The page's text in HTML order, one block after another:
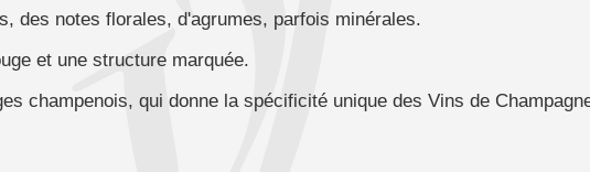
des notes florales, d'agrumes, parfois minérales.
et une structure marquée.
champenois, qui donne la spécificité unique des Vins de